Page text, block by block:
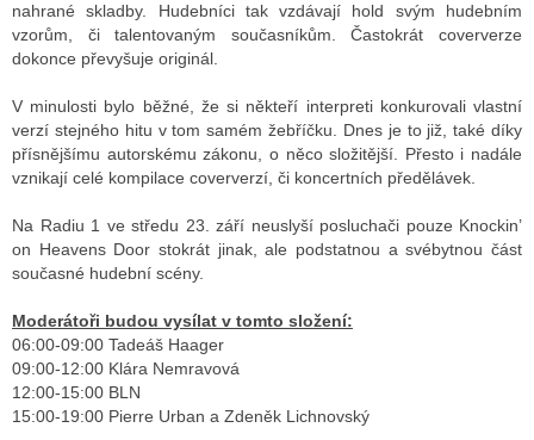
TELEVIZÍ
VYSÍLAČE
INTERNET
STRÁNKY RÁDIÍ
TISK
nahrané skladby. Hudebníci tak vzdávají hold svým hudebním
vzorům, či talentovaným současníkům. Častokrát coververze
dokonce převyšuje originál.
V minulosti bylo běžné, že si někteří interpreti konkurovali vlastní
verzí stejného hitu v tom samém žebříčku. Dnes je to již, také díky
přísnějšímu autorskému zákonu, o něco složitější. Přesto i nadále
vznikají celé kompilace coververzí, či koncertních předělávek.
Na Radiu 1 ve středu 23. září neuslyší posluchači pouze Knockin’
on Heavens Door stokrát jinak, ale podstatnou a svébytnou část
současné hudební scény.
Moderátoři budou vysílat v tomto složení:
06:00-09:00 Tadeáš Haager
09:00-12:00 Klára Nemravová
12:00-15:00 BLN
15:00-19:00 Pierre Urban a Zdeněk Lichnovský